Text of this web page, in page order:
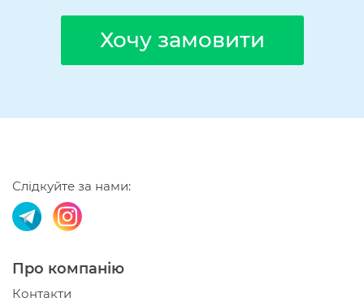
Хочу замовити
Слідкуйте за нами:
Про компанію
Контакти